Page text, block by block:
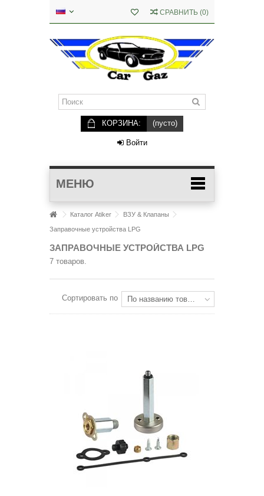
СРАВНИТЬ (0)
КОРЗИНА: (пусто)
Войти
МЕНЮ
Каталог Atiker ВЗУ & Клапаны
Заправочные устройства LPG
ЗАПРАВОЧНЫЕ УСТРОЙСТВА LPG
7 товаров.
Сортировать по По названию товара: от Я до А